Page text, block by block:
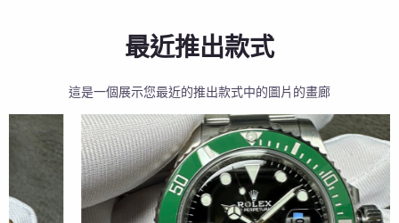
最近推出款式
這是一個展示您最近的推出款式中的圖片的畫廊